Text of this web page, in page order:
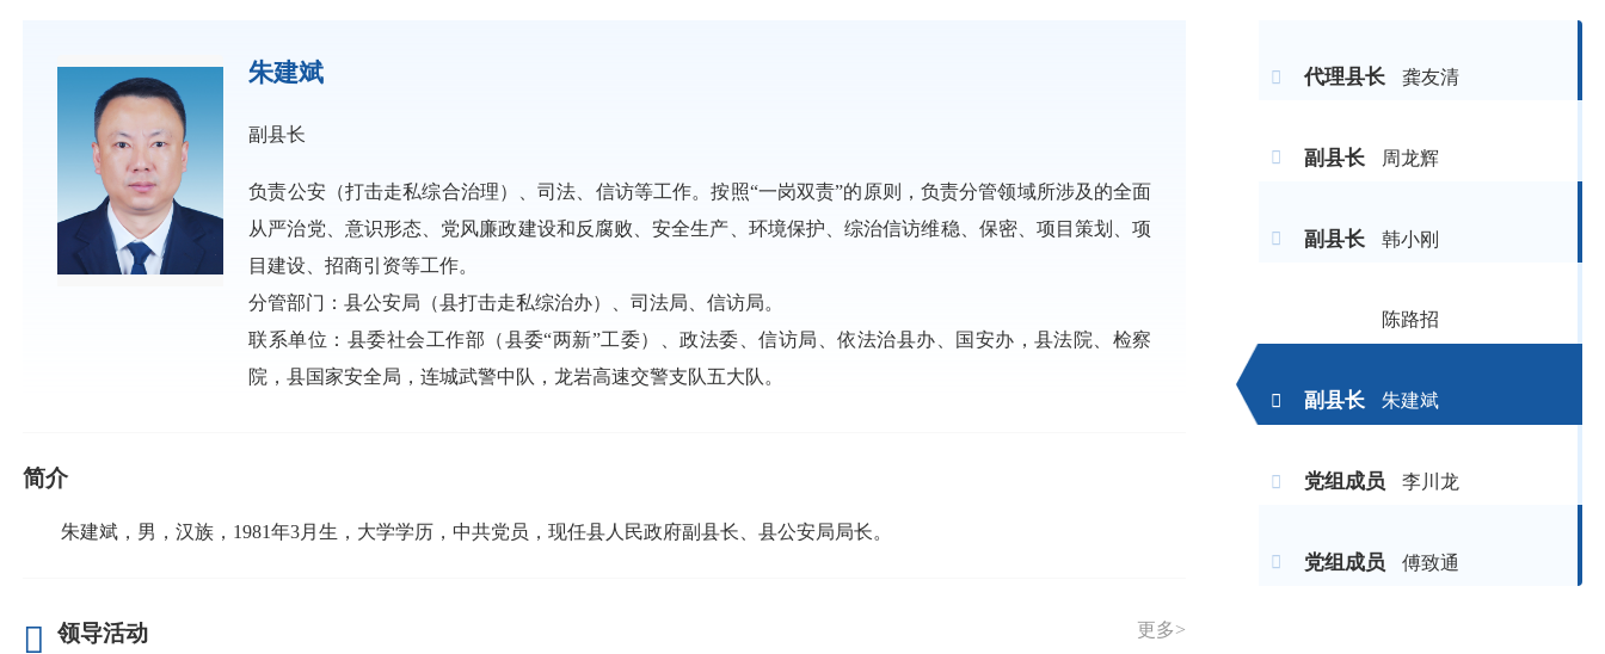
朱建斌
副县长
负责公安（打击走私综合治理）、司法、信访等工作。按照“一岗双责”的原则，负责分管领域所涉及的全面
从严治党、意识形态、党风廉政建设和反腐败、安全生产、环境保护、综治信访维稳、保密、项目策划、项
目建设、招商引资等工作。
分管部门：县公安局（县打击走私综治办）、司法局、信访局。
联系单位：县委社会工作部（县委“两新”工委）、政法委、信访局、依法治县办、国安办，县法院、检察
院，县国家安全局，连城武警中队，龙岩高速交警支队五大队。
简介
朱建斌，男，汉族，1981年3月生，大学学历，中共党员，现任县人民政府副县长、县公安局局长。
领导活动 更多>
代理县长 龚友清
副县长 周龙辉
副县长 韩小刚
副县长
陈路招
（女）
副县长 朱建斌
党组成员 李川龙
党组成员 傅致通